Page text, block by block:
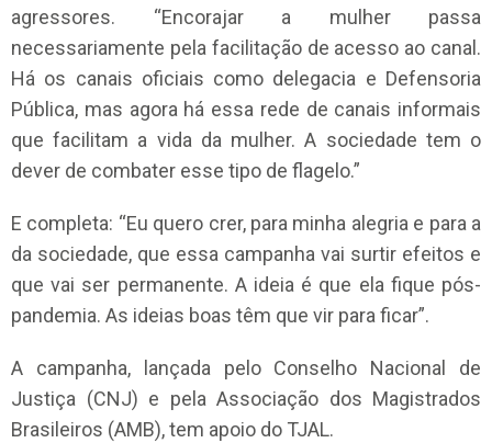
agressores. “Encorajar a mulher passa
necessariamente pela facilitação de acesso ao canal.
Há os canais oficiais como delegacia e Defensoria
Pública, mas agora há essa rede de canais informais
que facilitam a vida da mulher. A sociedade tem o
dever de combater esse tipo de flagelo.”
E completa: “Eu quero crer, para minha alegria e para a
da sociedade, que essa campanha vai surtir efeitos e
que vai ser permanente. A ideia é que ela fique pós-
pandemia. As ideias boas têm que vir para ficar”.
A campanha, lançada pelo Conselho Nacional de
Justiça (CNJ) e pela Associação dos Magistrados
Brasileiros (AMB), tem apoio do TJAL.